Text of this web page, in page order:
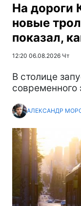
На дороги
новые
показал,
12:20 06.08.2026 Чт
В столице
современного
АЛЕКСАНДР